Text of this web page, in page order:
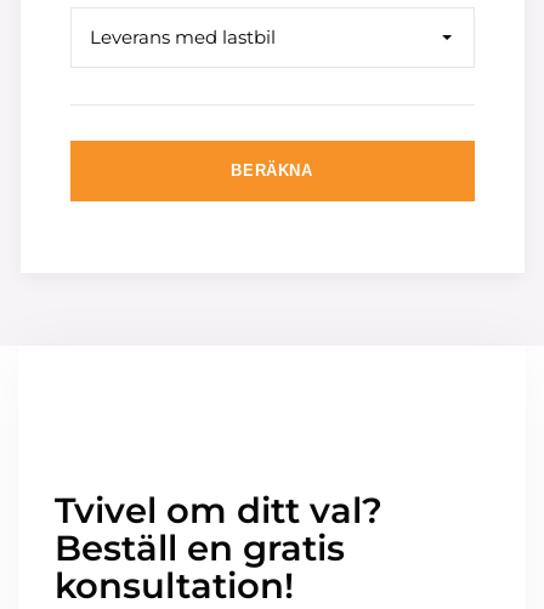
Leverans med lastbil
BERÄKNA
Tvivel om ditt val?
Beställ en gratis
konsultation!